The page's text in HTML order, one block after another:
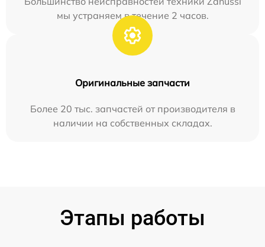
мы устраняем в течение 2 часов.
Оригинальные запчасти
Более 20 тыс. запчастей от производителя в
наличии на собственных складах.
Этапы работы